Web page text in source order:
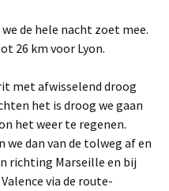
de hele nacht zoet mee.
26 km voor Lyon.
met afwisselend droog
het is droog we gaan
het weer te regenen.
dan van de tolweg af en
richting Marseille en bij
via de route-